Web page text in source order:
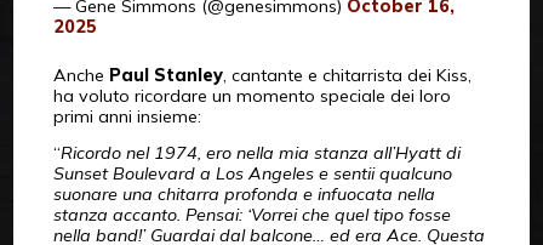
— Gene Simmons (@genesimmons) October 16,
2025
Anche Paul Stanley, cantante e chitarrista dei Kiss,
ha voluto ricordare un momento speciale dei loro
primi anni insieme:
“Ricordo nel 1974, ero nella mia stanza all’Hyatt di
Sunset Boulevard a Los Angeles e sentii qualcuno
suonare una chitarra profonda e infuocata nella
stanza accanto. Pensai: ‘Vorrei che quel tipo fosse
nella band!’ Guardai dal balcone… ed era Ace. Questa